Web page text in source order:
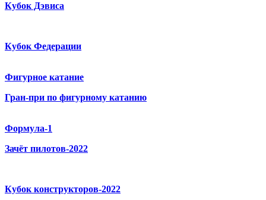
Кубок Дэвиса
Кубок Федерации
Фигурное катание
Гран-при по фигурному катанию
Формула-1
Зачёт пилотов-2022
Кубок конструкторов-2022